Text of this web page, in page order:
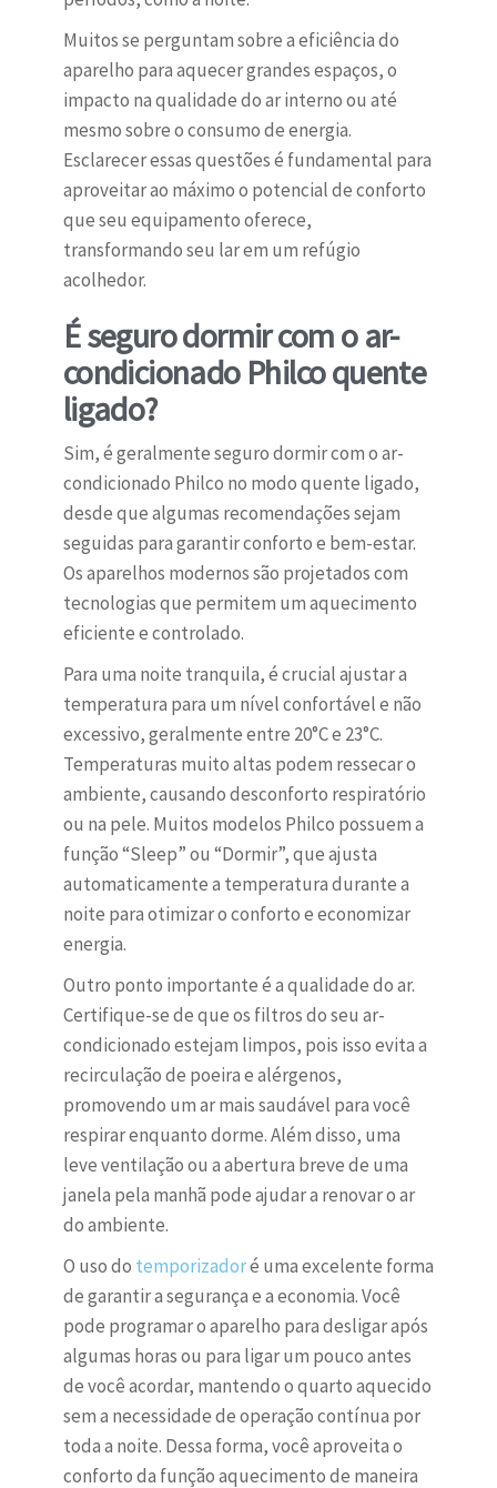
Muitos se perguntam sobre a eficiência do
aparelho para aquecer grandes espaços, o
impacto na qualidade do ar interno ou até
mesmo sobre o consumo de energia.
Esclarecer essas questões é fundamental para
aproveitar ao máximo o potencial de conforto
que seu equipamento oferece,
transformando seu lar em um refúgio
acolhedor.
É seguro dormir com o ar-
condicionado Philco quente
ligado?
Sim, é geralmente seguro dormir com o ar-
condicionado Philco no modo quente ligado,
desde que algumas recomendações sejam
seguidas para garantir conforto e bem-estar.
Os aparelhos modernos são projetados com
tecnologias que permitem um aquecimento
eficiente e controlado.
Para uma noite tranquila, é crucial ajustar a
temperatura para um nível confortável e não
excessivo, geralmente entre 20°C e 23°C.
Temperaturas muito altas podem ressecar o
ambiente, causando desconforto respiratório
ou na pele. Muitos modelos Philco possuem a
função “Sleep” ou “Dormir”, que ajusta
automaticamente a temperatura durante a
noite para otimizar o conforto e economizar
energia.
Outro ponto importante é a qualidade do ar.
Certifique-se de que os filtros do seu ar-
condicionado estejam limpos, pois isso evita a
recirculação de poeira e alérgenos,
promovendo um ar mais saudável para você
respirar enquanto dorme. Além disso, uma
leve ventilação ou a abertura breve de uma
janela pela manhã pode ajudar a renovar o ar
do ambiente.
O uso do temporizadoré uma excelente forma
de garantir a segurança e a economia. Você
pode programar o aparelho para desligar após
algumas horas ou para ligar um pouco antes
de você acordar, mantendo o quarto aquecido
sem a necessidade de operação contínua por
toda a noite. Dessa forma, você aproveita o
conforto da função aquecimento de maneira